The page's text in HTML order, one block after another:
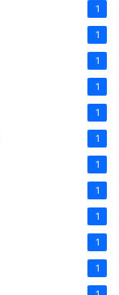
1
1
1
1
1
1
1
1
1
1
1